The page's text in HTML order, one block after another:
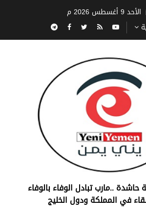
الأحد 9 أغسطس 2026 م
..مارب ‏تبادل الوفاء بالوفاء
في المملكة ودول الخليج